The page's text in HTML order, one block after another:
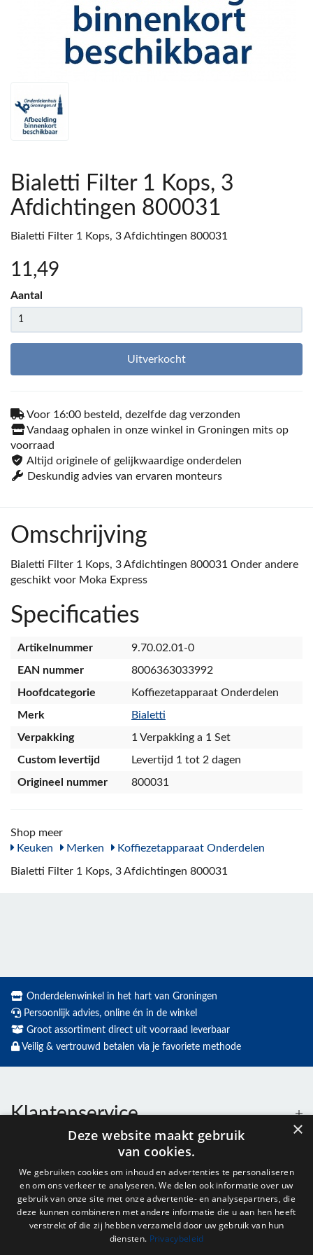
Bialetti Filter 1 Kops, 3
Afdichtingen 800031
Bialetti Filter 1 Kops, 3 Afdichtingen 800031
11 ,49
Aantal
Uitverkocht
Voor 16:00 besteld, dezelfde dag verzonden
Vandaag ophalen in onze winkel in Groningen mits op
voorraad
Altijd originele of gelijkwaardige onderdelen
Deskundig advies van ervaren monteurs
Omschrijving
Bialetti Filter 1 Kops, 3 Afdichtingen 800031 Onder andere
geschikt voor Moka Express
Specificaties
Artikelnummer
9.70.02.01-0
EAN nummer
8006363033992
Hoofdcategorie
Koffiezetapparaat Onderdelen
Merk
Bialetti
Verpakking
1 Verpakking a 1 Set
Custom levertijd
Levertijd 1 tot 2 dagen
Origineel nummer
800031
Shop meer
Keuken
Merken Koffiezetapparaat Onderdelen
Bialetti Filter 1 Kops, 3 Afdichtingen 800031
Onderdelenwinkel in het hart van Groningen
Persoonlijk advies, online én in de winkel
Groot assortiment direct uit voorraad leverbaar
Veilig & vertrouwd betalen via je favoriete methode
Klantenservice
Openingstijden
Nieuwsbrief
×
Deze website maakt gebruik
van cookies.
We gebruiken cookies om inhoud en advertenties te personaliseren
en om ons verkeer te analyseren. We delen ook informatie over uw
gebruik van onze site met onze advertentie- en analysepartners, die
deze kunnen combineren met andere informatie die u aan hen heeft
verstrekt of die zij hebben verzameld door uw gebruik van hun
diensten. Privacybeleid